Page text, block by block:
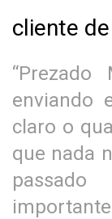
cliente
enviando
claro o
que nada
passado